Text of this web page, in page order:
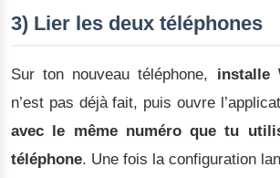
3) Lier les deux téléphones
Sur ton nouveau téléphone, installe
n’est pas déjà fait, puis ouvre
avec le même numéro que tu
téléphone. Une fois la configuration